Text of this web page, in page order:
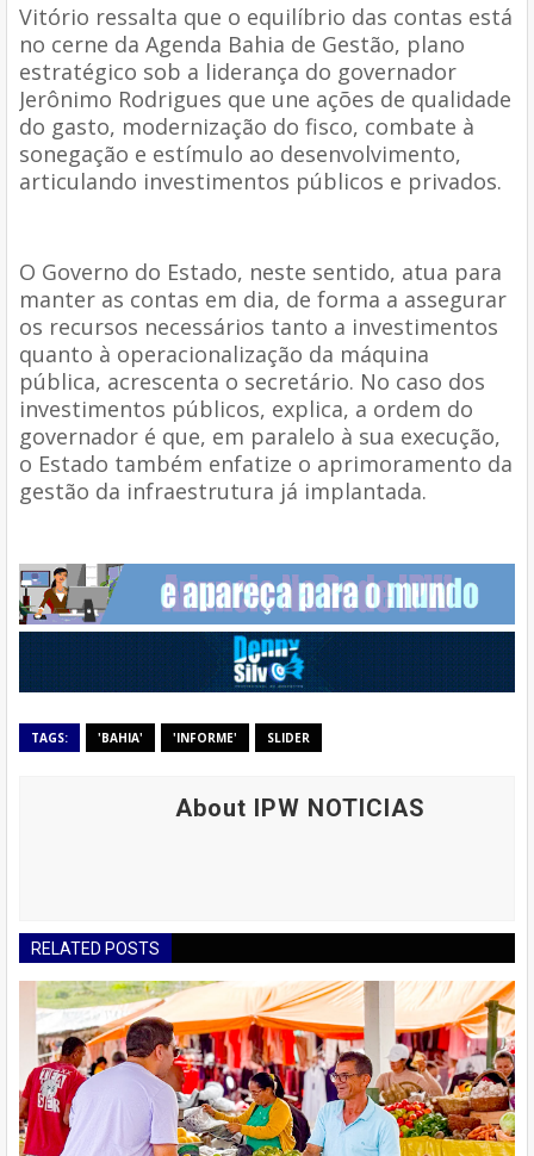
Vitório ressalta que o equilíbrio das contas está
no cerne da Agenda Bahia de Gestão, plano
estratégico sob a liderança do governador
Jerônimo Rodrigues que une ações de qualidade
do gasto, modernização do fisco, combate à
sonegação e estímulo ao desenvolvimento,
articulando investimentos públicos e privados.
O Governo do Estado, neste sentido, atua para
manter as contas em dia, de forma a assegurar
os recursos necessários tanto a investimentos
quanto à operacionalização da máquina
pública, acrescenta o secretário. No caso dos
investimentos públicos, explica, a ordem do
governador é que, em paralelo à sua execução,
o Estado também enfatize o aprimoramento da
gestão da infraestrutura já implantada.
TAGS: 'BAHIA' 'INFORME' SLIDER
About IPW NOTICIAS
RELATED POSTS